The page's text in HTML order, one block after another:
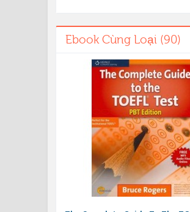
Ebook Cùng Loại (90)